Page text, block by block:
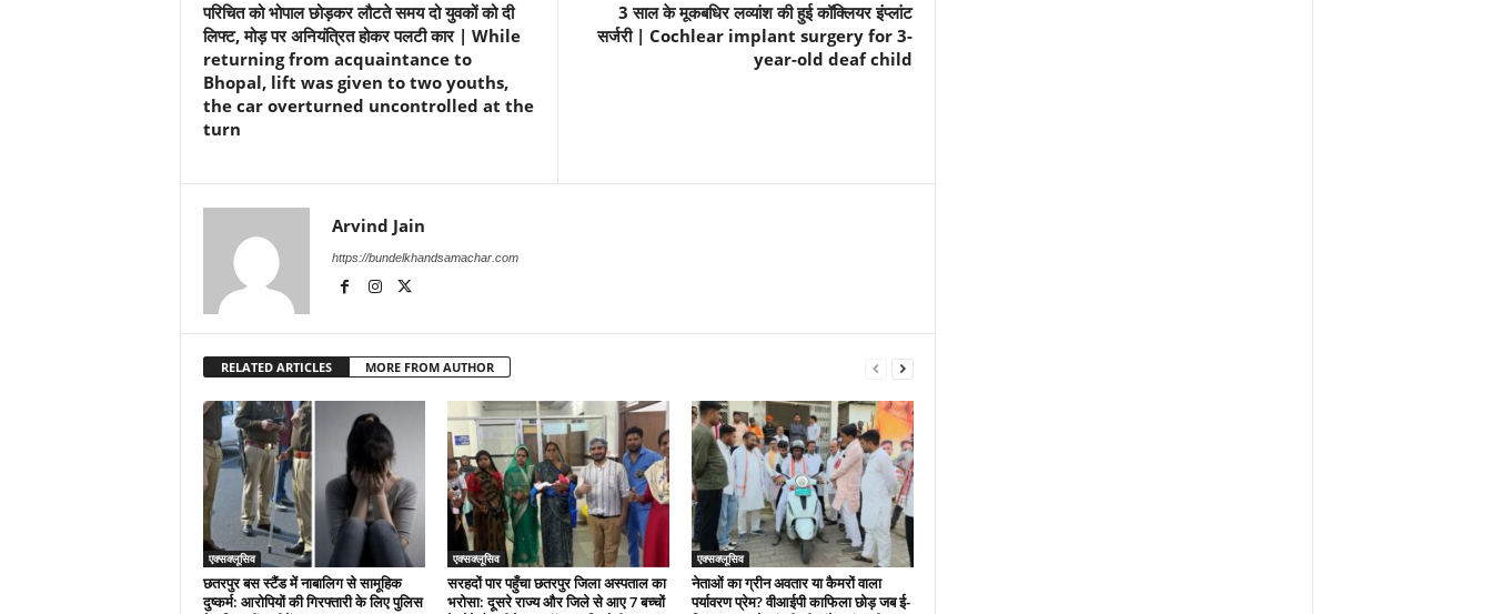
परिचित को भोपाल छोड़कर लौटते समय दो युवकों को दी
लिफ्ट, मोड़ पर अनियंत्रित होकर पलटी कार | While
returning from acquaintance to
Bhopal, lift was given to two youths,
the car overturned uncontrolled at the
turn
3 साल के मूकबधिर लव्यांश की हुई कॉक्लियर इंप्लांट
सर्जरी | Cochlear implant surgery for 3-
year-old deaf child
Arvind Jain
https://bundelkhandsamachar.com
RELATED ARTICLES MORE FROM AUTHOR
एक्सक्लूसिव
छतरपुर बस स्टैंड में नाबालिग से सामूहिक
दुष्कर्म: आरोपियों की गिरफ्तारी के लिए पुलिस
एक्सक्लूसिव
सरहदों पार पहुँचा छतरपुर जिला अस्पताल का
भरोसा: दूसरे राज्य और जिले से आए 7 बच्चों
एक्सक्लूसिव
नेताओं का ग्रीन अवतार या कैमरों वाला
पर्यावरण प्रेम? वीआईपी काफिला छोड़ जब ई-